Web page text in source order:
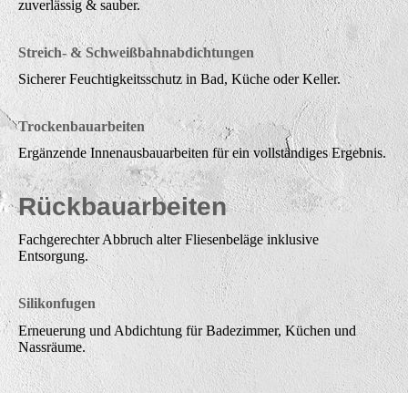
zuverlässig & sauber.
Streich- & Schweißbahnabdichtungen
Sicherer Feuchtigkeitsschutz in Bad, Küche oder Keller.
Trockenbauarbeiten
Ergänzende Innenausbauarbeiten für ein vollständiges Ergebnis.
Rückbauarbeiten
Fachgerechter Abbruch alter Fliesenbeläge inklusive
Entsorgung.
Silikonfugen
Erneuerung und Abdichtung für Badezimmer, Küchen und
Nassräume.